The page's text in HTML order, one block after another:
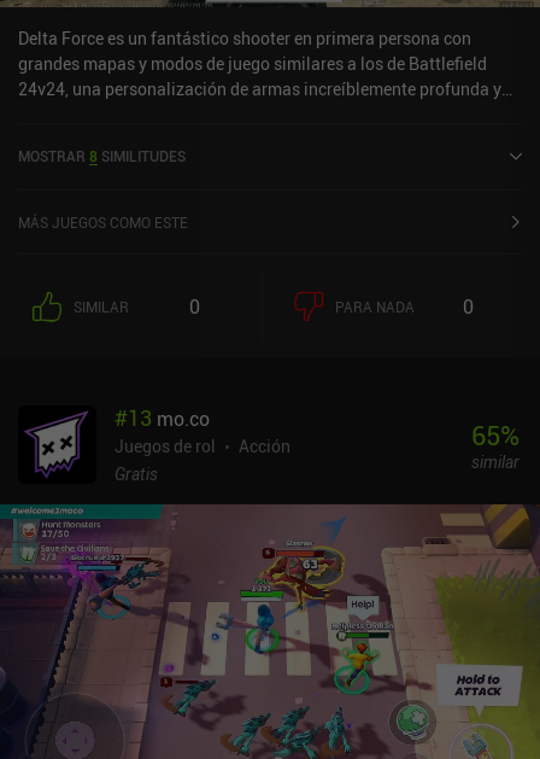
Delta Force es un fantástico shooter en primera persona con
grandes mapas y modos de juego similares a los de Battlefield
24v24, una personalización de armas increíblemente profunda y
24v24 con tanques y otros vehículos, y otro de "operaciones" de
más divertido. Como en Battlefield, en el juego de guerra tenemos
papel. Cada rol y operador viene con habilidades tácticas
específicas, como poder desplegar una cortina de humo, revivir a
de 4 jugadores en el que se divide nuestro equipo. A estos
elementos tácticos se añade el hecho de que ganamos puntos a lo
largo de cada partida, que podemos utilizar para solicitar apoyo
arma puede personalizarse al máximo con un montón de
accesorios que desbloqueamos cuanto más la usamos. Pero
además, cada accesorio puede calibrarse para, por ejemplo,
aumentar su estabilidad de disparo a costa de la velocidad de
movimiento del ADS. Los gráficos y controles optimizados son
geniales, con ajustes detallados para personalizarlo todo. Pero no
hay soporte para mandos. En ambos juegos, los mejores jugadores
pueden conseguir objetos especiales que sirven para obtener
cosméticos aleatorios, mientras que se pueden comprar más por
dinero real. Delta Force se monetiza mediante iAPs y un pase de
MOSTRAR 8 SIMILITUDES
MÁS JUEGOS COMO ESTE
SIMILAR 0 PARA NADA 0
#13 mo.co
Juegos de rol
Acción
Gratis
65%
similar